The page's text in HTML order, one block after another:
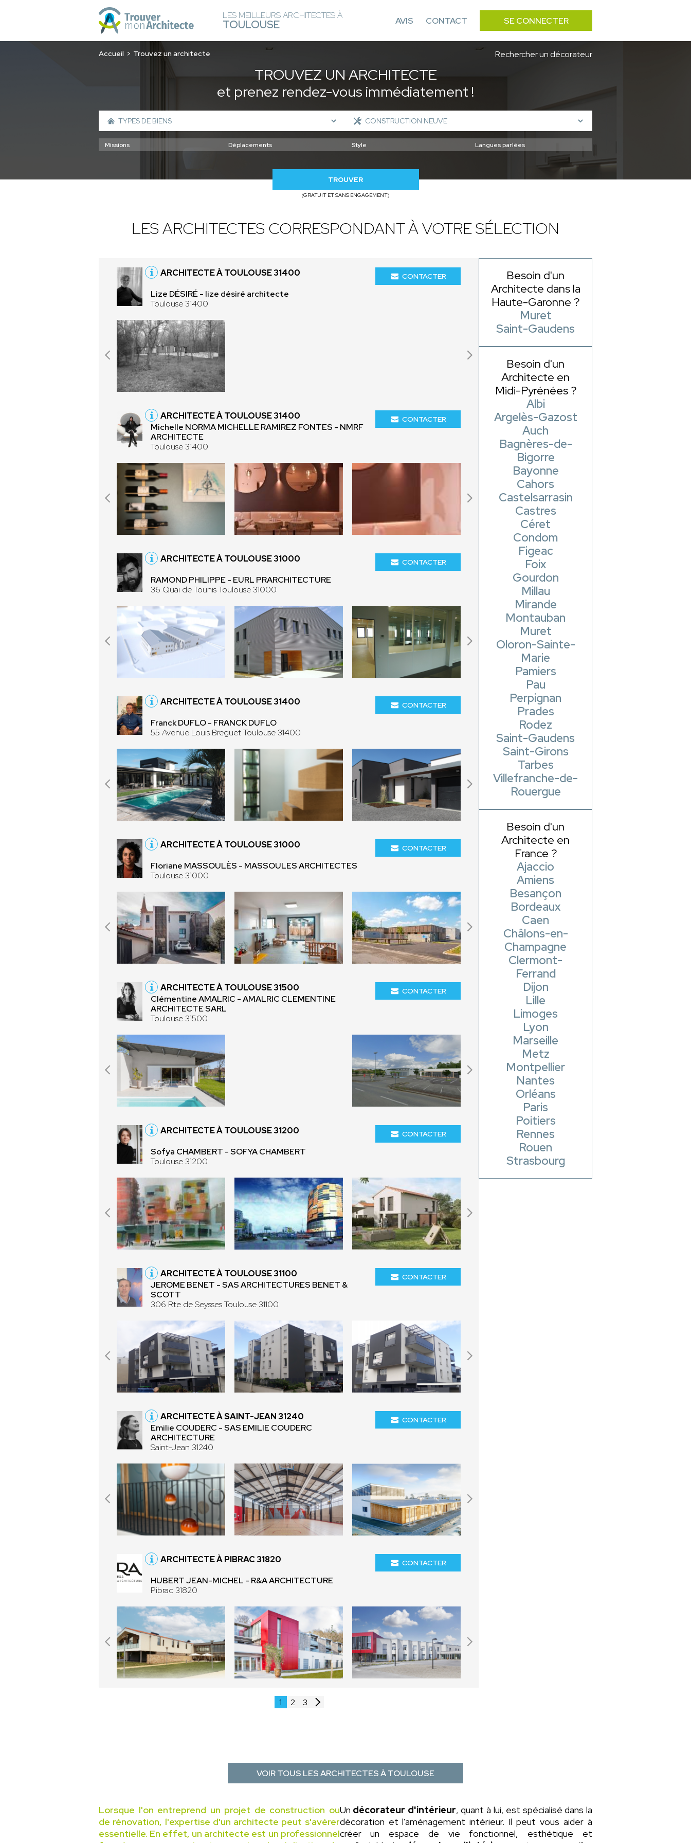
LES MEILLEURS ARCHITECTES À
TOULOUSE AVIS CONTACT SE CONNECTER
Accueil Trouvez un architecte Rechercher un décorateur
TROUVEZ UN ARCHITECTE
et prenez rendez-vous immédiatement !
TROUVER
(GRATUIT ET SANS ENGAGEMENT)
LES ARCHITECTES CORRESPONDANT À VOTRE SÉLECTION
ARCHITECTE À TOULOUSE 31400
Lize DÉSIRÉ - lize désiré architecte
Toulouse 31400
CONTACTER
ARCHITECTE À TOULOUSE 31400
Michelle NORMA MICHELLE RAMIREZ FONTES - NMRF
ARCHITECTE
Toulouse 31400
CONTACTER
ARCHITECTE À TOULOUSE 31000
RAMOND PHILIPPE - EURL PRARCHITECTURE
36 Quai de Tounis Toulouse 31000
CONTACTER
ARCHITECTE À TOULOUSE 31400
Franck DUFLO - FRANCK DUFLO
55 Avenue Louis Breguet Toulouse 31400
CONTACTER
ARCHITECTE À TOULOUSE 31000
Floriane MASSOULÈS - MASSOULES ARCHITECTES
Toulouse 31000
CONTACTER
ARCHITECTE À TOULOUSE 31500
Clémentine AMALRIC - AMALRIC CLEMENTINE
ARCHITECTE SARL
Toulouse 31500
CONTACTER
ARCHITECTE À TOULOUSE 31200
Sofya CHAMBERT - SOFYA CHAMBERT
Toulouse 31200
CONTACTER
ARCHITECTE À TOULOUSE 31100
JEROME BENET - SAS ARCHITECTURES BENET &
SCOTT
306 Rte de Seysses Toulouse 31100
CONTACTER
ARCHITECTE À SAINT-JEAN 31240
Emilie COUDERC - SAS EMILIE COUDERC
ARCHITECTURE
Saint-Jean 31240
CONTACTER
ARCHITECTE À PIBRAC 31820
HUBERT JEAN-MICHEL - R&A ARCHITECTURE
Pibrac 31820
CONTACTER
1 2 3
Besoin d'un
Architecte dans la
Haute-Garonne ?
Muret
Saint-Gaudens
Besoin d'un
Architecte en
Midi-Pyrénées ?
Albi
Argelès-Gazost
Auch
Bagnères-de-
Bigorre
Bayonne
Cahors
Castelsarrasin
Castres
Céret
Condom
Figeac
Foix
Gourdon
Millau
Mirande
Montauban
Muret
Oloron-Sainte-
Marie
Pamiers
Pau
Perpignan
Prades
Rodez
Saint-Gaudens
Saint-Girons
Tarbes
Villefranche-de-
Rouergue
Besoin d'un
Architecte en
France ?
Ajaccio
Amiens
Besançon
Bordeaux
Caen
Châlons-en-
Champagne
Clermont-
Ferrand
Dijon
Lille
Limoges
Lyon
Marseille
Metz
Montpellier
Nantes
Orléans
Paris
Poitiers
Rennes
Rouen
Strasbourg
VOIR TOUS LES ARCHITECTES À TOULOUSE
Lorsque l'on entreprend un projet de construction ou
de rénovation, l'expertise d'un architecte peut s'avérer
essentielle. En effet, un architecte est un professionnel
Un décorateur d'intérieur, quant à lui, est spécialisé dans la
décoration et l'aménagement intérieur. Il peut vous aider à
créer un espace de vie fonctionnel, esthétique et